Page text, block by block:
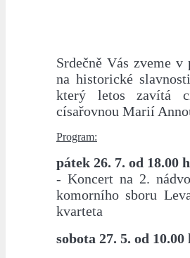
Srdečně Vás zveme
na historické
který letos zavítá
císařovnou Marií
Program:
pátek 26. 7. od 18.00
- Koncert na 2.
komorního sboru
kvarteta
sobota 27. 5. od